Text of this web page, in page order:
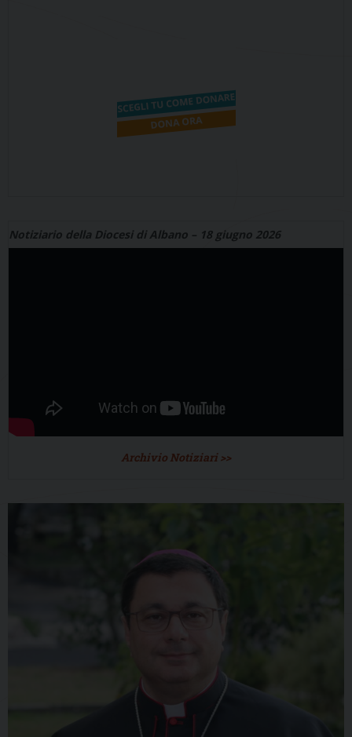
Notiziario della Diocesi di Albano – 18 giugno 2026
Archivio Notiziari >>